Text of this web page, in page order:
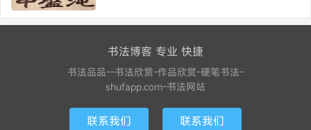
书法博客 专业 快捷
书法品品--书法欣赏-作品欣赏-硬笔书法-
shufapp.com-书法网站
联系我们 联系我们